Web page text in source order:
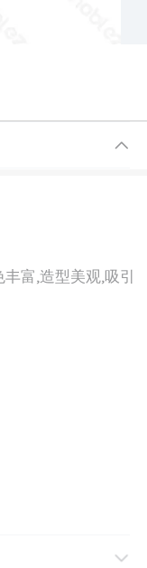
富,造型美观,吸引